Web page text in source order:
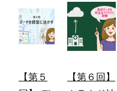
【第５
【第６回】